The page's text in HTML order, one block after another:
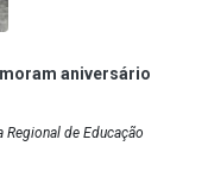
aniversário
de Educação